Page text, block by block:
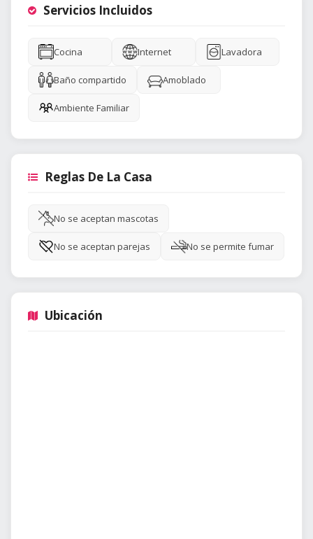
Servicios Incluidos
Cocina Internet Lavadora
Baño compartido Amoblado
Ambiente Familiar
Reglas De La Casa
No se aceptan mascotas
No se aceptan parejas No se permite fumar
Ubicación